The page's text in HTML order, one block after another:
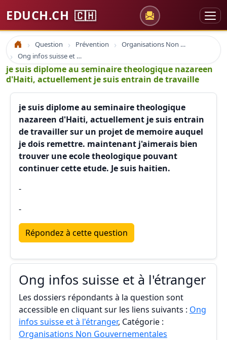
EDUCH.CH 🇨🇭
Accueil Question Prévention
Organisations Non Gouvernementales
Ong infos suisse et à l'étranger
je suis diplome au seminaire theologique nazareen
d'Haiti, actuellement je suis entrain de travaille
je suis diplome au seminaire theologique
nazareen d'Haiti, actuellement je suis entrain
de travailler sur un projet de memoire auquel
je dois remettre. maintenant j'aimerais bien
trouver une ecole theologique pouvant
continuer cette etude. Je suis haitien.
-
-
Répondez à cette question
Ong infos suisse et à l'étranger
Les dossiers répondants à la question sont
accessible en cliquant sur les liens suivants : Ong
infos suisse et à l'étranger, Catégorie :
Organisations Non Gouvernementales